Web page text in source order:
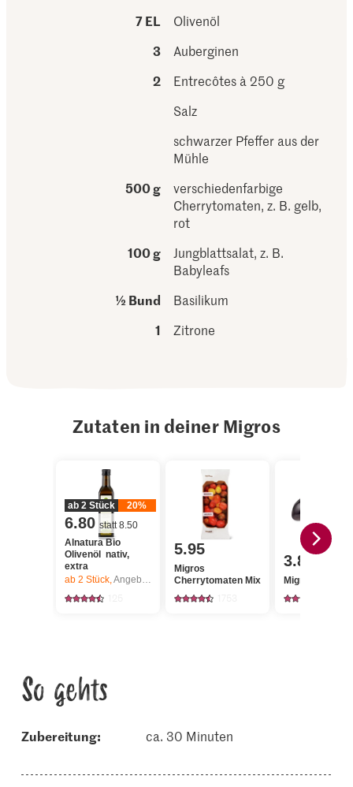
7 EL
Olivenöl
3
Auberginen
2
Entrecôtes à 250 g
Salz
schwarzer Pfeffer aus der
Mühle
500 g
verschiedenfarbige
Cherrytomaten, z. B. gelb,
rot
100 g
Jungblattsalat, z. B.
Babyleafs
½ Bund
Basilikum
1
Zitrone
Zutaten in deiner Migros
ab 2 Stück 20%
6.80 statt 8.50
Alnatura Bio
Olivenöl nativ,
extra
ab 2 Stück,Angebot gilt nur vom 6.8. bis 12.8.2026, solange Vorrat.
5.95
Migros
Cherrytomaten Mix
3.80
Migros
So gehts
Zubereitung: ca. 30 Minuten